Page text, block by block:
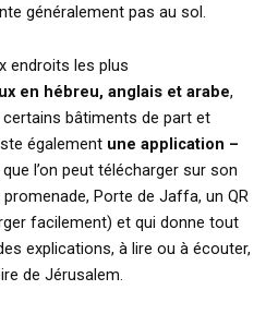
généralement pas au sol.
endroits les plus
en hébreu, anglais et arabe,
bâtiments de part et
également une application –
que l’on peut télécharger sur son
Porte de Jaffa, un QR
facilement) et qui donne tout
explications, à lire ou à écouter,
de Jérusalem.